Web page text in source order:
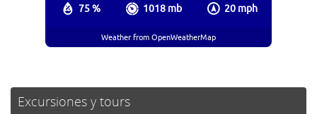
75 % 1018 mb 20 mph
Weather from OpenWeatherMap
Excursiones y tours